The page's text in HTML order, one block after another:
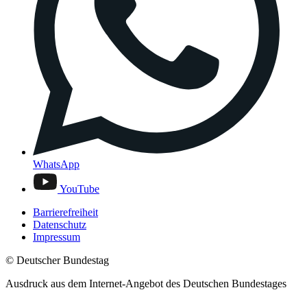
WhatsApp
YouTube
Barrierefreiheit
Datenschutz
Impressum
© Deutscher Bundestag
Ausdruck aus dem Internet-Angebot des Deutschen Bundestages